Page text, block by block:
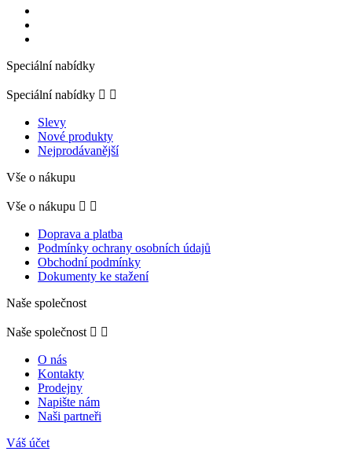
Speciální nabídky
Speciální nabídky  
Slevy
Nové produkty
Nejprodávanější
Vše o nákupu
Vše o nákupu  
Doprava a platba
Podmínky ochrany osobních údajů
Obchodní podmínky
Dokumenty ke stažení
Naše společnost
Naše společnost  
O nás
Kontakty
Prodejny
Napište nám
Naši partneři
Váš účet